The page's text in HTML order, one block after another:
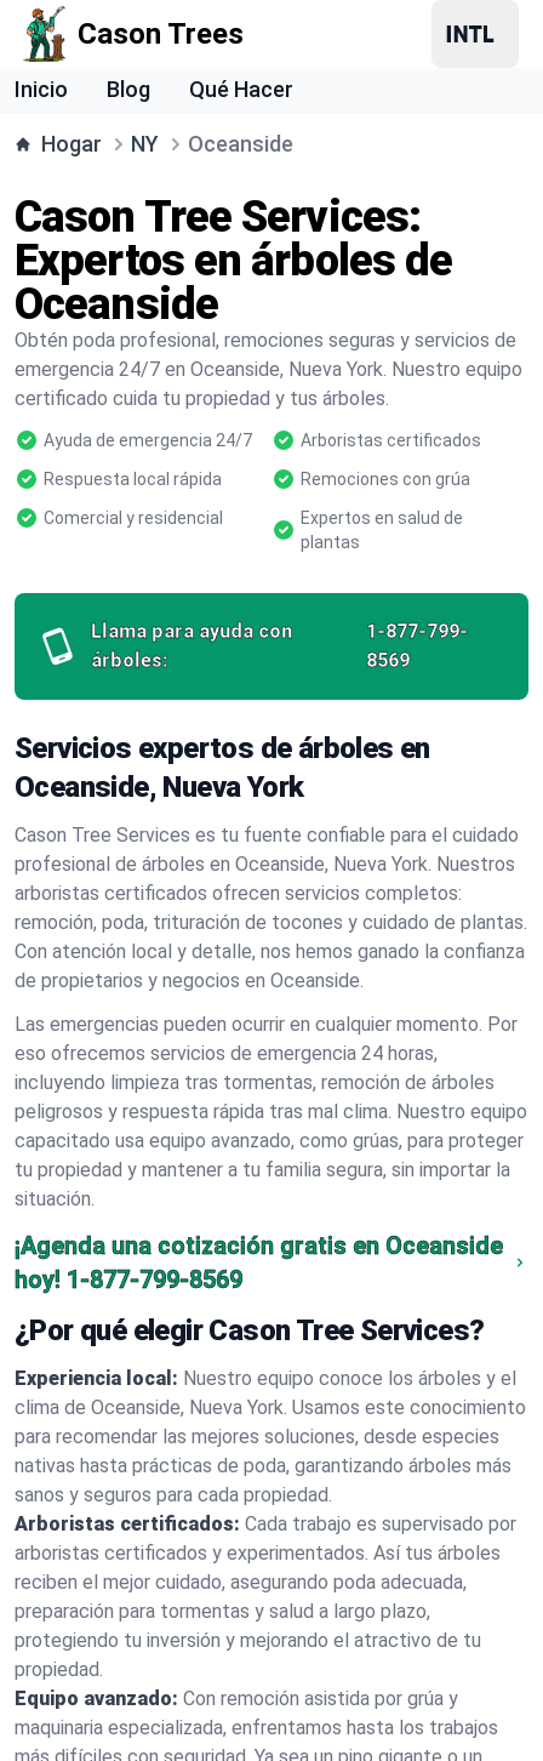
Cason Trees
Inicio Blog Qué Hacer
Hogar NY Oceanside
Cason Tree Services:
Expertos en árboles de
Oceanside
Obtén poda profesional, remociones seguras y servicios de
emergencia 24/7 en Oceanside, Nueva York. Nuestro equipo
certificado cuida tu propiedad y tus árboles.
Ayuda de emergencia 24/7
Arboristas certificados
Respuesta local rápida
Remociones con grúa
Comercial y residencial
Expertos en salud de
plantas
Llama para ayuda con
árboles:
1-877-799-
8569
Servicios expertos de árboles en
Oceanside, Nueva York
Cason Tree Services es tu fuente confiable para el cuidado
profesional de árboles en Oceanside, Nueva York. Nuestros
arboristas certificados ofrecen servicios completos:
remoción, poda, trituración de tocones y cuidado de plantas.
Con atención local y detalle, nos hemos ganado la confianza
de propietarios y negocios en Oceanside.
Las emergencias pueden ocurrir en cualquier momento. Por
eso ofrecemos servicios de emergencia 24 horas,
incluyendo limpieza tras tormentas, remoción de árboles
peligrosos y respuesta rápida tras mal clima. Nuestro equipo
capacitado usa equipo avanzado, como grúas, para proteger
tu propiedad y mantener a tu familia segura, sin importar la
situación.
¡Agenda una cotización gratis en Oceanside
hoy! 1-877-799-8569
¿Por qué elegir Cason Tree Services?
Experiencia local: Nuestro equipo conoce los árboles y el
clima de Oceanside, Nueva York. Usamos este conocimiento
para recomendar las mejores soluciones, desde especies
nativas hasta prácticas de poda, garantizando árboles más
sanos y seguros para cada propiedad.
Arboristas certificados: Cada trabajo es supervisado por
arboristas certificados y experimentados. Así tus árboles
reciben el mejor cuidado, asegurando poda adecuada,
preparación para tormentas y salud a largo plazo,
protegiendo tu inversión y mejorando el atractivo de tu
propiedad.
Equipo avanzado: Con remoción asistida por grúa y
maquinaria especializada, enfrentamos hasta los trabajos